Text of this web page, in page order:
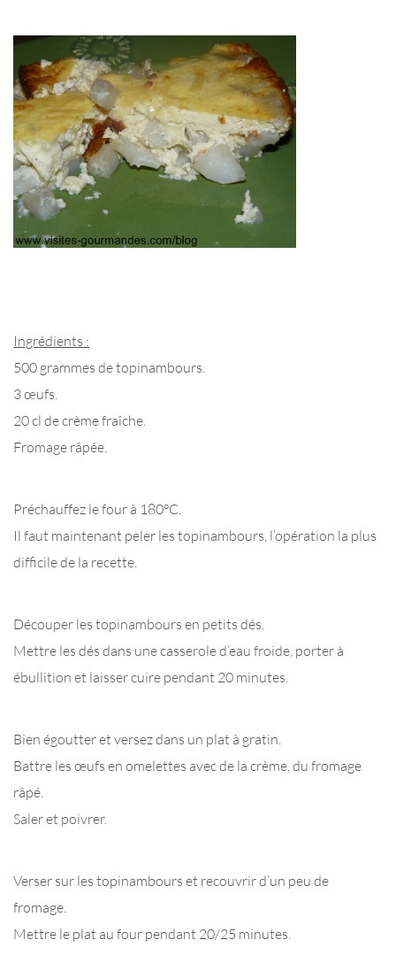
Ingrédients :
500 grammes de topinambours.
3 œufs.
20 cl de crème fraîche.
Fromage râpée.
Préchauffez le four à 180°C.
Il faut maintenant peler les topinambours, l’opération la plus
difficile de la recette.
Découper les topinambours en petits dés.
Mettre les dés dans une casserole d’eau froide, porter à
ébullition et laisser cuire pendant 20 minutes.
Bien égoutter et versez dans un plat à gratin.
Battre les œufs en omelettes avec de la crème, du fromage
râpé.
Saler et poivrer.
Verser sur les topinambours et recouvrir d’un peu de
fromage.
Mettre le plat au four pendant 20/25 minutes.